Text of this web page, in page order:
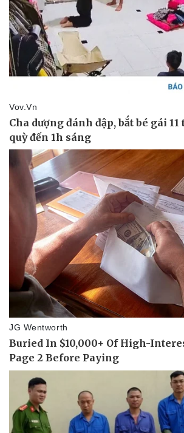
Thể thao
Bóng đá
Lịch thi đấu bóng đá
Thế giới thể thao
eSports
Ô tô - Xe
Ô tô
Tư vấn